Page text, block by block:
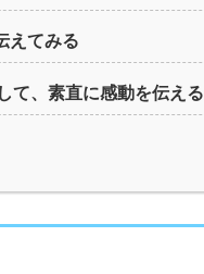
えてみる
て、素直に感動を伝える